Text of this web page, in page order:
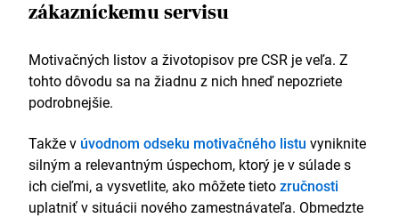
zákazníckemu servisu
Motivačných listov a životopisov pre CSR je veľa. Z
tohto dôvodu sa na žiadnu z nich hneď nepozriete
podrobnejšie.
Takže v úvodnom odseku motivačného listu vyniknite
silným a relevantným úspechom, ktorý je v súlade s
ich cieľmi, a vysvetlite, ako môžete tietozručnosti
uplatniť v situácii nového zamestnávateľa. Obmedzte